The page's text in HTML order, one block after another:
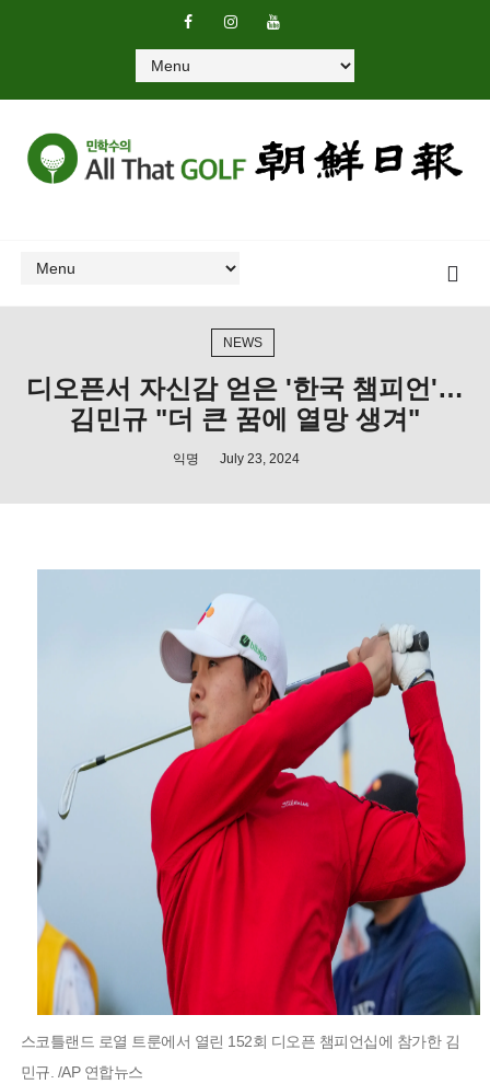
NEWS
디오픈서 자신감 얻은 '한국 챔피언'…
김민규 "더 큰 꿈에 열망 생겨"
익명 July 23, 2024
스코틀랜드 로열 트룬에서 열린 152회 디오픈 챔피언십에 참가한 김
민규. /AP 연합뉴스